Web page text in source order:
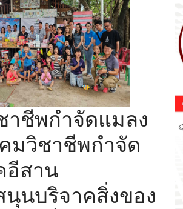
าชีพกำจัดแมลง
มวิชาชีพกำจัด
อีสาน
นบริจาคสิ่งของ